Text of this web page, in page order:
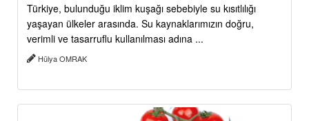
Türkiye, bulunduğu iklim kuşağı sebebiyle su kısıtlılığı
yaşayan ülkeler arasında. Su kaynaklarımızın doğru,
verimli ve tasarruflu kullanılması adına ...
Hülya OMRAK